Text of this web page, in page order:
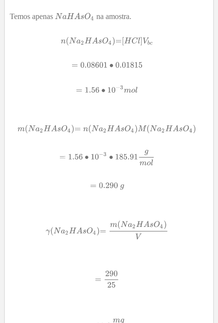
Temos apenas na amostra.